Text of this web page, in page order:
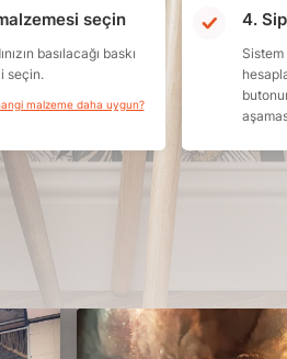
seçin
basılacağı baskı
seçin.
malzeme daha uygun?
4.